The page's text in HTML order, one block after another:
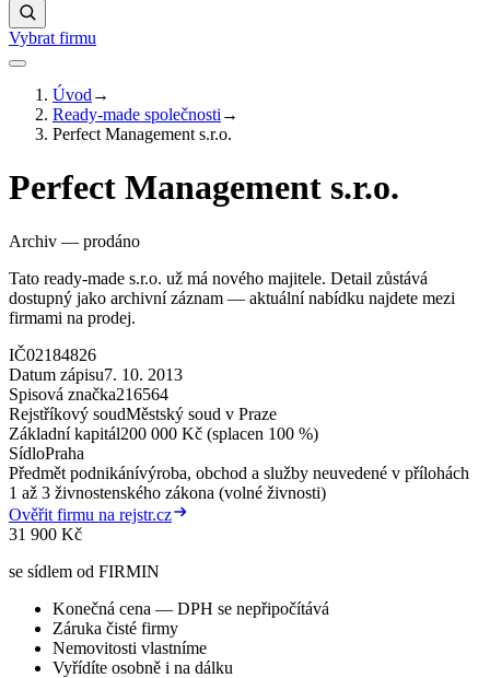
Vybrat firmu
Úvod →
Ready-made společnosti →
Perfect Management s.r.o.
Perfect Management s.r.o.
Archiv — prodáno
Tato ready-made s.r.o. už má nového majitele. Detail zůstává
dostupný jako archivní záznam — aktuální nabídku najdete mezi
firmami na prodej.
IČ02184826
Datum zápisu7. 10. 2013
Spisová značka216564
Rejstříkový soudMěstský soud v Praze
Základní kapitál200 000 Kč (splacen 100 %)
SídloPraha
Předmět podnikánívýroba, obchod a služby neuvedené v přílohách
1 až 3 živnostenského zákona (volné živnosti)
Ověřit firmu na rejstr.cz
31 900 Kč
se sídlem od FIRMIN
Konečná cena — DPH se nepřipočítává
Záruka čisté firmy
Nemovitosti vlastníme
Vyřídíte osobně i na dálku